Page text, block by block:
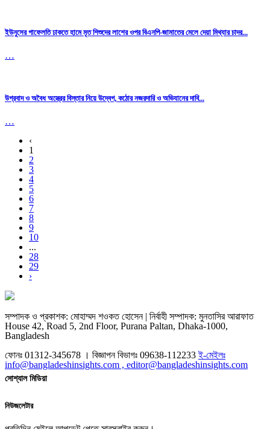
ইউনুসের গাফেলতি ঢাকতে হামে মৃত শিশুদের লাশের ওপর বিএনপি-জামাতের মেলে দেয়া মিথ্যার চাদর...
…
উগ্রবাদ ও অবৈধ অস্ত্রের বিস্তার নিয়ে উদ্বেগ, কঠোর নজরদারি ও অভিযানের দাবি...
…
‹
1
2
3
4
5
6
7
8
9
10
...
28
29
›
সম্পাদক ও প্রকাশক: মোহাম্মদ শওকত হোসেন | নির্বাহী সম্পাদক: মুনতাসির আরাফাত
House 42, Road 5, 2nd Floor, Purana Paltan, Dhaka-1000,
Bangladesh
ফোনঃ 01312-345678 । বিজ্ঞাপন বিভাগঃ 09638-112233ই-মেইলঃ
info@bangladeshinsights.com , editor@bangladeshinsights.com
সোশ্যাল মিডিয়া
নিউজলেটার